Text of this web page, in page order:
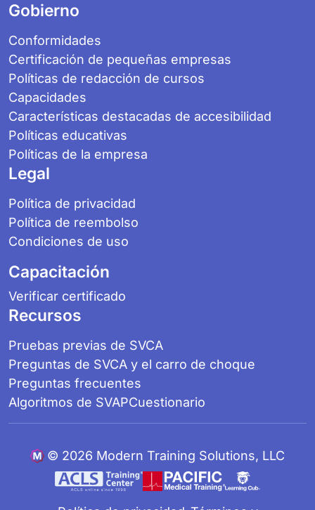
Gobierno
Conformidades
Certificación de pequeñas empresas
Políticas de redacción de cursos
Capacidades
Características destacadas de accesibilidad
Políticas educativas
Políticas de la empresa
Legal
Política de privacidad
Política de reembolso
Condiciones de uso
Capacitación
Verificar certificado
Recursos
Pruebas previas de SVCA
Preguntas de SVCA y el carro de choque
Preguntas frecuentes
Algoritmos de SVAPCuestionario
© 2026 Modern Training Solutions, LLC